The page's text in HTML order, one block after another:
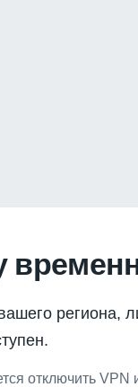
региона,
отключить